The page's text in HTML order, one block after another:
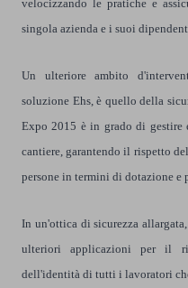
velocizzando le pratiche e
singola azienda e i suoi
Un ulteriore ambito
soluzione Ehs, è quello della
Expo 2015 è in grado di gestire
cantiere, garantendo il rispetto
persone in termini di dotazione e
In un'ottica di sicurezza
ulteriori applicazioni per il
dell'identità di tutti i lavoratori